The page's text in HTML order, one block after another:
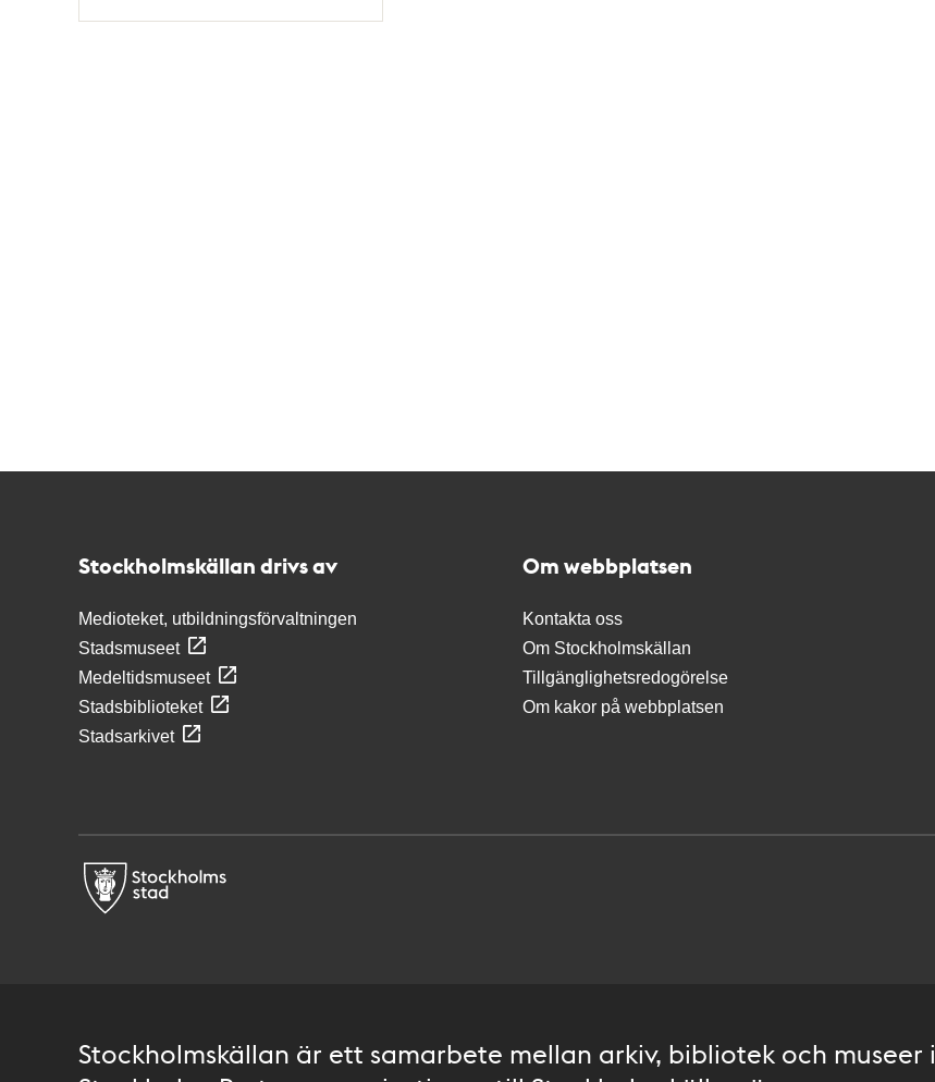
Stockholmskällan drivs av
Medioteket, utbildningsförvaltningen
Stadsmuseet
Medeltidsmuseet
Stadsbiblioteket
Stadsarkivet
Om webbplatsen
Kontakta oss
Om Stockholmskällan
Tillgänglighetsredogörelse
Om kakor på webbplatsen
Stockholmskällan är ett samarbete mellan arkiv, bibliotek och museer i